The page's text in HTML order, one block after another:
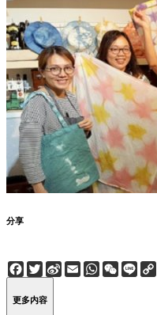
分享
Facebook
Twitter
Sina
Weibo
EmailWhatsApp
WeChat
Line
更多内容